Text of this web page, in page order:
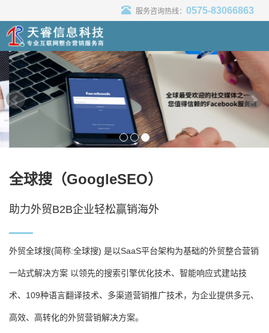
服务咨询热线： 0575-83066863
全球搜（GoogleSEO）
助力外贸B2B企业轻松赢销海外
外贸全球搜(简称:全球搜) 是以SaaS平台架构为基础的外贸整合营销
一站式解决方案 以领先的搜索引擎优化技术、智能响应式建站技
术、109种语言翻译技术、多渠道营销推广技术，为企业提供多元、
高效、高转化的外贸营销解决方案。